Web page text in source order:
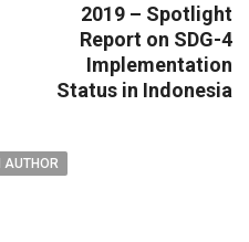
2019 – Spotlight
Report on SDG-4
Implementation
Status in Indonesia
AUTHOR